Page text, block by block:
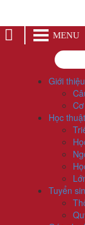
MENU
Giới thiệu
Học thuật
Tuyển